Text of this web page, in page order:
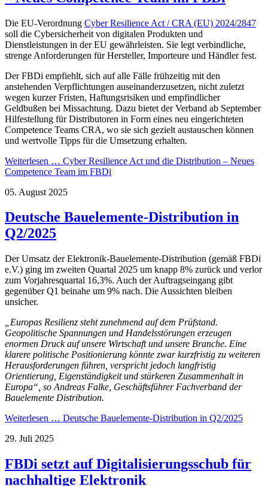
Die EU-Verordnung Cyber Resilience Act / CRA (EU) 2024/2847
soll die Cybersicherheit von digitalen Produkten und
Dienstleistungen in der EU gewährleisten. Sie legt verbindliche,
strenge Anforderungen für Hersteller, Importeure und Händler fest.
Der FBDi empfiehlt, sich auf alle Fälle frühzeitig mit den
anstehenden Verpflichtungen auseinanderzusetzen, nicht zuletzt
wegen kurzer Fristen, Haftungsrisiken und empfindlicher
Geldbußen bei Missachtung. Dazu bietet der Verband ab September
Hilfestellung für Distributoren in Form eines neu eingerichteten
Competence Teams CRA, wo sie sich gezielt austauschen können
und wertvolle Tipps für die Umsetzung erhalten.
Weiterlesen … Cyber Resilience Act und die Distribution – Neues
Competence Team im FBDi
05. August 2025
Deutsche Bauelemente-Distribution in
Q2/2025
Der Umsatz der Elektronik-Bauelemente-Distribution (gemäß FBDi
e.V.) ging im zweiten Quartal 2025 um knapp 8% zurück und verlor
zum Vorjahresquartal 16,3%. Auch der Auftragseingang gibt
gegenüber Q1 beinahe um 9% nach. Die Aussichten bleiben
unsicher.
„Europas Resilienz steht zunehmend auf dem Prüfstand.
Geopolitische Spannungen und Handelsstörungen erzeugen
enormen Druck auf unsere Wirtschaft und unsere Branche. Eine
klarere politische Positionierung könnte zwar kurzfristig zu weiteren
Herausforderungen führen, verspricht jedoch langfristig
Orientierung, Eigenständigkeit und stärkeren Zusammenhalt in
Europa“, so Andreas Falke, Geschäftsführer Fachverband der
Bauelemente Distribution.
Weiterlesen … Deutsche Bauelemente-Distribution in Q2/2025
29. Juli 2025
FBDi setzt auf Digitalisierungsschub für
nachhaltige Elektronik